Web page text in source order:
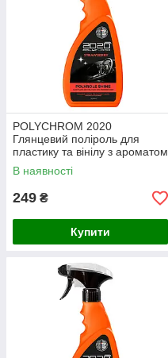
POLYCHROM 2020
Глянцевий поліроль для
пластику та вінілу з ароматом
полуниці “POLYROLE SHINE”,
0,5 л
В наявності
249 ₴
Купити